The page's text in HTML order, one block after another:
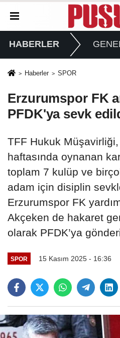
HABERLER
Haberler SPOR
Erzurumspor FK
PFDK'ya sevk
TFF Hukuk Müşavirliği,
haftasında oynanan
toplam 7 kulüp ve
adam için disiplin
Erzurumspor FK
Akçeken de hakaret
olarak PFDK’ya
SPOR 15 Kasım 2025 - 16:36